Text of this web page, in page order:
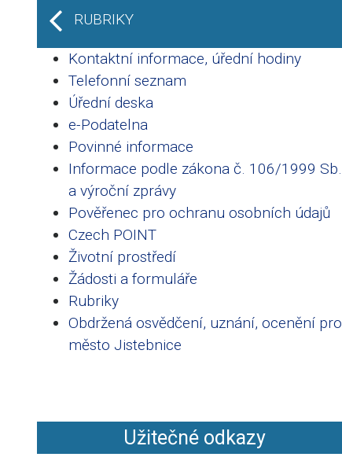
RUBRIKY
Kontaktní informace, úřední hodiny
Telefonní seznam
Úřední deska
e-Podatelna
Povinné informace
Informace podle zákona č. 106/1999 Sb.
a výroční zprávy
Pověřenec pro ochranu osobních údajů
Czech POINT
Životní prostředí
Žádosti a formuláře
Rubriky
Obdržená osvědčení, uznání, ocenění pro
město Jistebnice
Užitečné odkazy